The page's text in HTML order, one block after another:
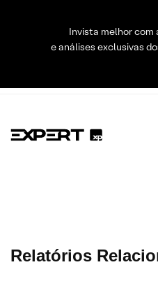
Invista melhor com
e análises exclusivas
Relatórios